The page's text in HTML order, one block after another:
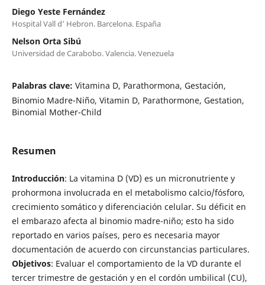
Diego Yeste Fernández
Hospital Vall d’ Hebron. Barcelona. España
Nelson Orta Sibú
Universidad de Carabobo. Valencia. Venezuela
Palabras clave: Vitamina D, Parathormona, Gestación,
Binomio Madre-Niño, Vitamin D, Parathormone, Gestation,
Binomial Mother-Child
Resumen
Introducción: La vitamina D (VD) es un micronutriente y
prohormona involucrada en el metabolismo calcio/fósforo,
crecimiento somático y diferenciación celular. Su déficit en
el embarazo afecta al binomio madre-niño; esto ha sido
reportado en varios países, pero es necesaria mayor
documentación de acuerdo con circunstancias particulares.
Objetivos: Evaluar el comportamiento de la VD durante el
tercer trimestre de gestación y en el cordón umbilical (CU),